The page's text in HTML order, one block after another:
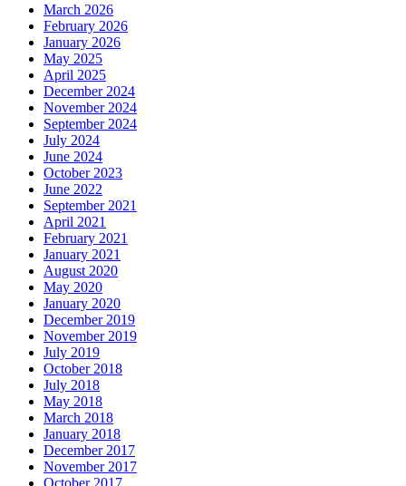
March 2026
February 2026
January 2026
May 2025
April 2025
December 2024
November 2024
September 2024
July 2024
June 2024
October 2023
June 2022
September 2021
April 2021
February 2021
January 2021
August 2020
May 2020
January 2020
December 2019
November 2019
July 2019
October 2018
July 2018
May 2018
March 2018
January 2018
December 2017
November 2017
October 2017